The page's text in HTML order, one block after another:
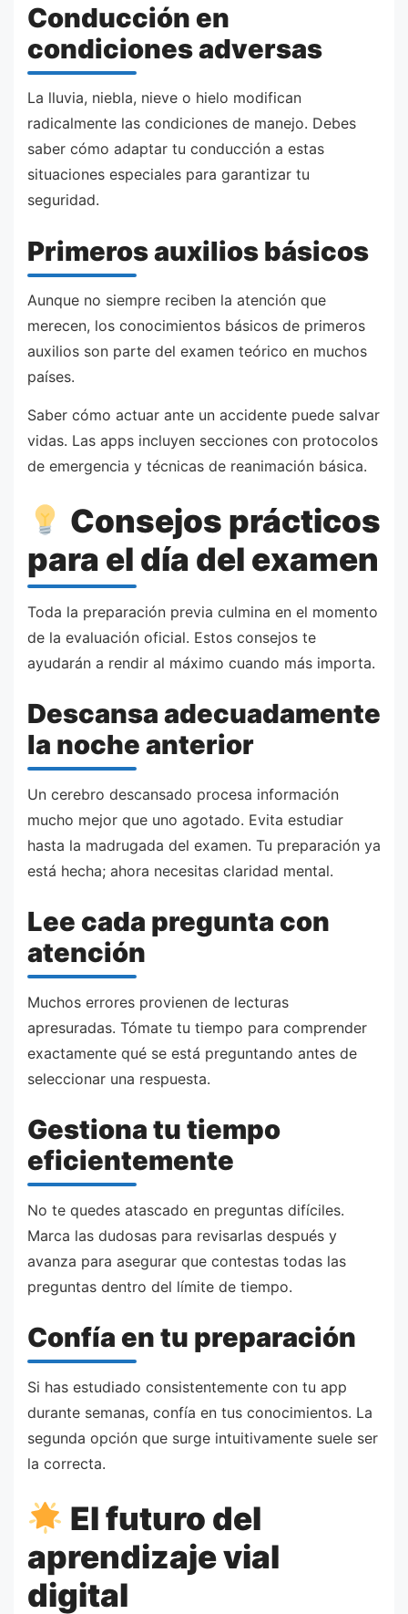
Conducción en
condiciones adversas
La lluvia, niebla, nieve o hielo modifican
radicalmente las condiciones de manejo. Debes
saber cómo adaptar tu conducción a estas
situaciones especiales para garantizar tu
seguridad.
Primeros auxilios básicos
Aunque no siempre reciben la atención que
merecen, los conocimientos básicos de primeros
auxilios son parte del examen teórico en muchos
países.
Saber cómo actuar ante un accidente puede salvar
vidas. Las apps incluyen secciones con protocolos
de emergencia y técnicas de reanimación básica.
Consejos prácticos
para el día del examen
Toda la preparación previa culmina en el momento
de la evaluación oficial. Estos consejos te
ayudarán a rendir al máximo cuando más importa.
Descansa adecuadamente
la noche anterior
Un cerebro descansado procesa información
mucho mejor que uno agotado. Evita estudiar
hasta la madrugada del examen. Tu preparación ya
está hecha; ahora necesitas claridad mental.
Lee cada pregunta con
atención
Muchos errores provienen de lecturas
apresuradas. Tómate tu tiempo para comprender
exactamente qué se está preguntando antes de
seleccionar una respuesta.
Gestiona tu tiempo
eficientemente
No te quedes atascado en preguntas difíciles.
Marca las dudosas para revisarlas después y
avanza para asegurar que contestas todas las
preguntas dentro del límite de tiempo.
Confía en tu preparación
Si has estudiado consistentemente con tu app
durante semanas, confía en tus conocimientos. La
segunda opción que surge intuitivamente suele ser
la correcta.
El futuro del
aprendizaje vial
digital